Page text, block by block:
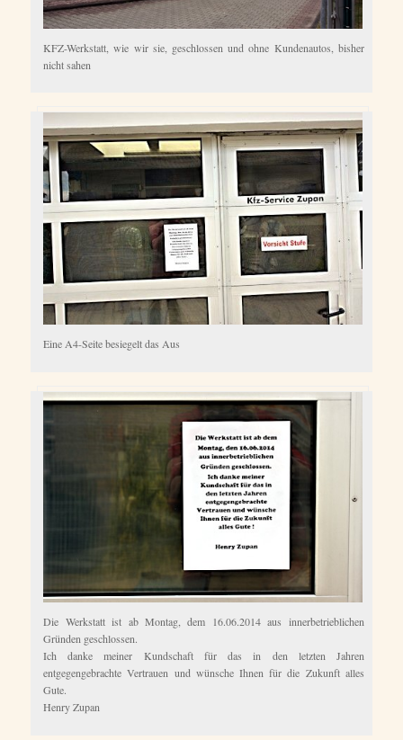
KFZ-Werkstatt, wie wir sie, geschlossen und ohne Kundenautos, bisher
nicht sahen
Eine A4-Seite besiegelt das Aus
Die Werkstatt ist ab Montag, dem 16.06.2014 aus innerbetrieblichen
Gründen geschlossen.
Ich danke meiner Kundschaft für das in den letzten Jahren
entgegengebrachte Vertrauen und wünsche Ihnen für die Zukunft alles
Gute.
Henry Zupan